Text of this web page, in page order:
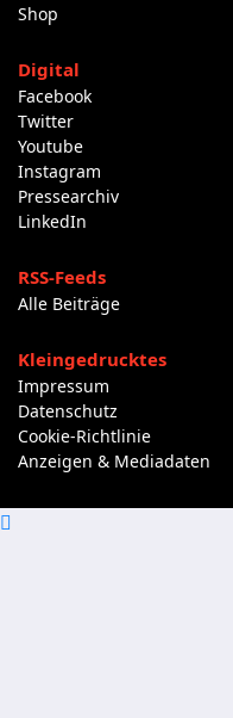
Shop
Digital
Facebook
Twitter
Youtube
Instagram
Pressearchiv
LinkedIn
RSS-Feeds
Alle Beiträge
Kleingedrucktes
Impressum
Datenschutz
Cookie-Richtlinie
Anzeigen & Mediadaten